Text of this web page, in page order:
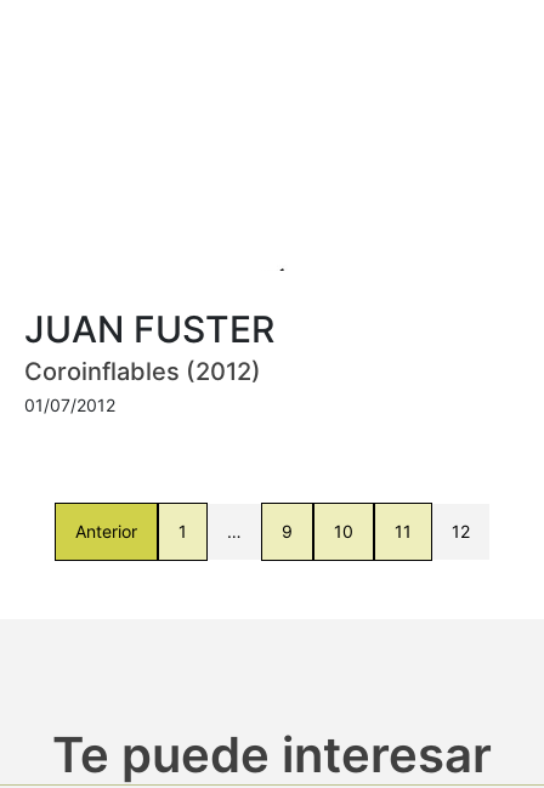
JUAN FUSTER
Coroinflables (2012)
01/07/2012
Anterior 1 … 9 10 11 12
Te puede interesar